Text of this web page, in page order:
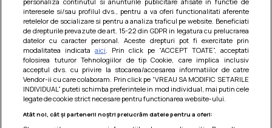
Barcute din vinete cu arpagic rosu
Un deliciu usor de preparat!
interesele si/sau profilul dvs., pentru a va oferi functionalitati aferente
retelelor de socializare si pentru a analiza traficul pe website. Beneficiati
de drepturile prevazute de art. 15-22 din GDPR in legatura cu prelucrarea
datelor cu caracter personal. Aceste drepturi pot fi exercitate prin
modalitatea indicataaici . Prin click pe “ACCEPT TOATE”, acceptati
folosirea tuturor Tehnologiilor de tip Cookie, care implica inclusiv
acceptul dvs. cu privire la stocarea/accesarea informatiilor de catre
Vendor-ii cu care colaboram. Prin click pe “VREAU SA MODIFIC SETARILE
INDIVIDUAL” puteti schimba preferintele in mod individual, mai putin cele
legate de cookie strict necesare pentru functionarea website-ului.
Atât noi, cât și partenerii noștri prelucrăm datele pentru a oferi: